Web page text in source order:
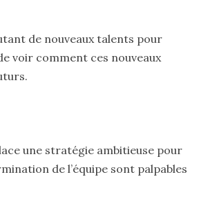
de nouveaux talents pour
voir comment ces nouveaux
une stratégie ambitieuse pour
de l’équipe sont palpables